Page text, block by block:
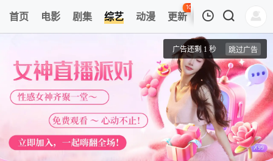
首页 电影 剧集 综艺 动漫 更新
100
热榜 APP
第1期
料理很痛苦